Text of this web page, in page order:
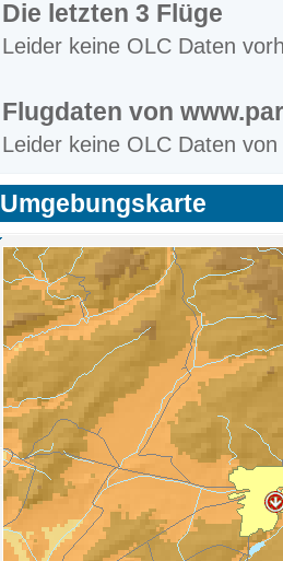
Die letzten 3 Flüge
Leider keine OLC Daten
Flugdaten von
Leider keine OLC Daten
Umgebungskarte